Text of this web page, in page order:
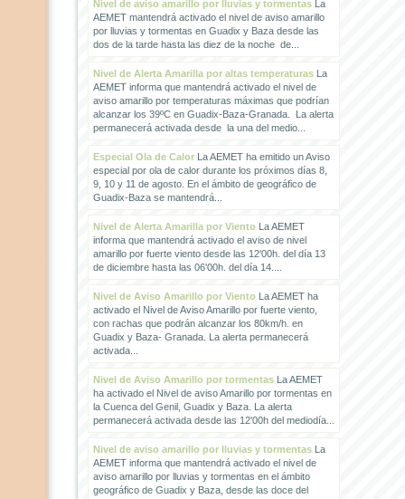
Nivel de aviso amarillo por lluvias y tormentasLa
AEMET mantendrá activado el nivel de aviso amarillo
por lluvias y tormentas en Guadix y Baza desde las
dos de la tarde hasta las diez de la noche de...
Nivel de Alerta Amarilla por altas temperaturasLa
AEMET informa que mantendrá activado el nivel de
aviso amarillo por temperaturas máximas que podrían
alcanzar los 39ºC en Guadix-Baza-Granada. La alerta
permanecerá activada desde la una del medio...
Especial Ola de CalorLa AEMET ha emitido un Aviso
especial por ola de calor durante los próximos días 8,
9, 10 y 11 de agosto. En el ámbito de geográfico de
Guadix-Baza se mantendrá...
Nivel de Alerta Amarilla por VientoLa AEMET
informa que mantendrá activado el aviso de nivel
amarillo por fuerte viento desde las 12'00h. del día 13
de diciembre hasta las 06'00h. del día 14....
Nivel de Aviso Amarillo por VientoLa AEMET ha
activado el Nivel de Aviso Amarillo por fuerte viento,
con rachas que podrán alcanzar los 80km/h. en
Guadix y Baza- Granada. La alerta permanecerá
activada...
Nivel de Aviso Amarillo por tormentasLa AEMET
ha activado el Nivel de aviso Amarillo por tormentas en
la Cuenca del Genil, Guadix y Baza. La alerta
permanecerá activada desde las 12'00h del mediodía...
Nivel de aviso amarillo por lluvias y tormentasLa
AEMET informa que mantendrá activado el nivel de
aviso amarillo por lluvias y tormentas en el ámbito
geográfico de Guadix y Baza, desde las doce del